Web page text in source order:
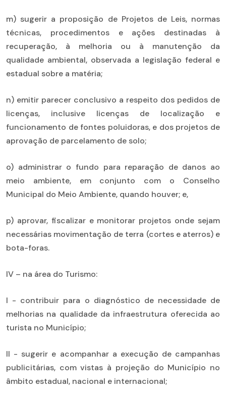
m) sugerir a proposição de Projetos de Leis, normas
técnicas, procedimentos e ações destinadas à
recuperação, à melhoria ou à manutenção da
qualidade ambiental, observada a legislação federal e
estadual sobre a matéria;
n) emitir parecer conclusivo a respeito dos pedidos de
licenças, inclusive licenças de localização e
funcionamento de fontes poluidoras, e dos projetos de
aprovação de parcelamento de solo;
o) administrar o fundo para reparação de danos ao
meio ambiente, em conjunto com o Conselho
Municipal do Meio Ambiente, quando houver; e,
p) aprovar, fiscalizar e monitorar projetos onde sejam
necessárias movimentação de terra (cortes e aterros) e
bota-foras.
IV – na área do Turismo:
I - contribuir para o diagnóstico de necessidade de
melhorias na qualidade da infraestrutura oferecida ao
turista no Município;
II - sugerir e acompanhar a execução de campanhas
publicitárias, com vistas à projeção do Município no
âmbito estadual, nacional e internacional;